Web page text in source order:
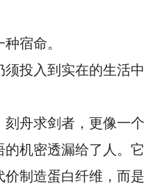
宿命。
投入到实在的生活中
舟求剑者，更像一
机密透漏给了人
制造蛋白纤维，而